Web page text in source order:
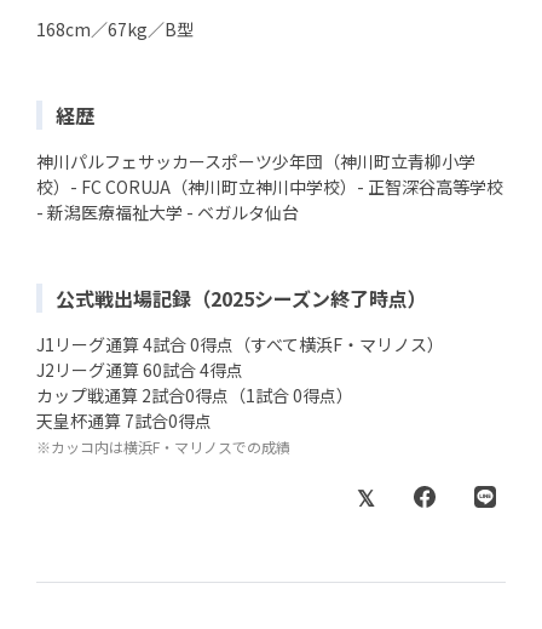
168cm／67kg／B型
経歴
神川パルフェサッカースポーツ少年団（神川町立青柳小学
校）- FC CORUJA（神川町立神川中学校）- 正智深谷高等学校
- 新潟医療福祉大学 - ベガルタ仙台
公式戦出場記録（2025シーズン終了時点）
J1リーグ通算 4試合 0得点（すべて横浜F・マリノス）
J2リーグ通算 60試合 4得点
カップ戦通算 2試合0得点（1試合 0得点）
天皇杯通算 7試合0得点
※カッコ内は横浜F・マリノスでの成績